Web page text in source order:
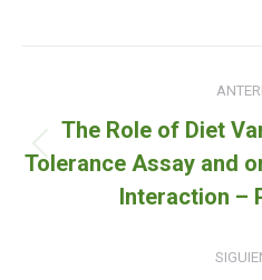
entre
proyectos
The Role of Diet
Tolerance Assay and
Interaction –